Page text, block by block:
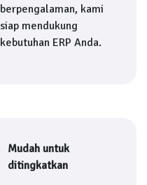
berpengalaman, kami
siap mendukung
kebutuhan ERP Anda.
Mudah untuk
ditingkatkan